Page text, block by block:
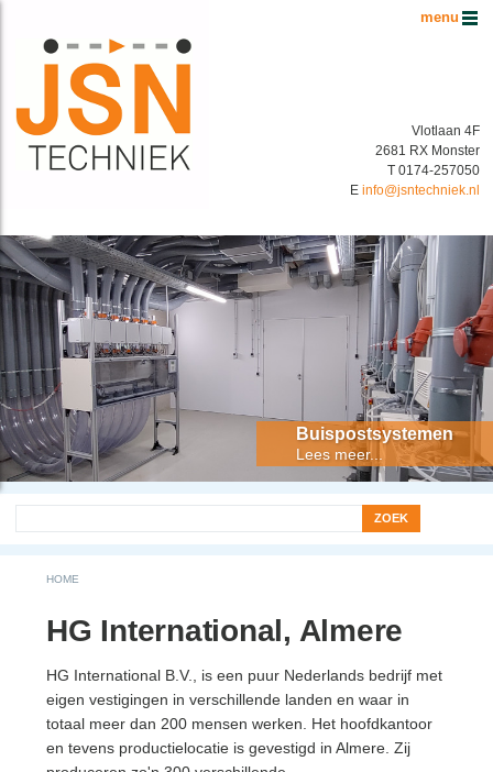
Energiek in buispostsystemen!
Buispostsystemen
Lees meer...
You are here
HOME
HG International, Almere
HG International B.V., is een puur Nederlands bedrijf met
eigen vestigingen in verschillende landen en waar in
totaal meer dan 200 mensen werken. Het hoofdkantoor
en tevens productielocatie is gevestigd in Almere. Zij
Vlotlaan 4F
2681 RX Monster
T 0174-257050
E info@jsntechniek.nl